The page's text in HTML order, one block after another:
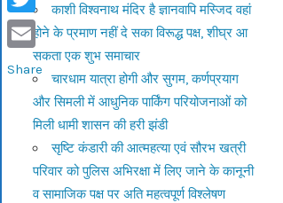
काशी विश्वनाथ मंदिर है ज्ञानवापि मस्जिद वहां
होने के प्रमाण नहीं दे सका विरूद्ध पक्ष, शीघ्र आ
सकता एक शुभ समाचार
चारधाम यात्रा होगी और सुगम, कर्णप्रयाग
और सिमली में आधुनिक पार्किंग परियोजनाओं को
मिली धामी शासन की हरी झंडी
सृष्टि कंडारी की आत्महत्या एवं सौरभ खत्री
परिवार को पुलिस अभिरक्षा में लिए जाने के कानूनी
व सामाजिक पक्ष पर अति महत्वपूर्ण विश्लेषण
Twitter
Email
Share